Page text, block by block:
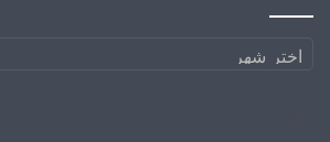
الارشيف